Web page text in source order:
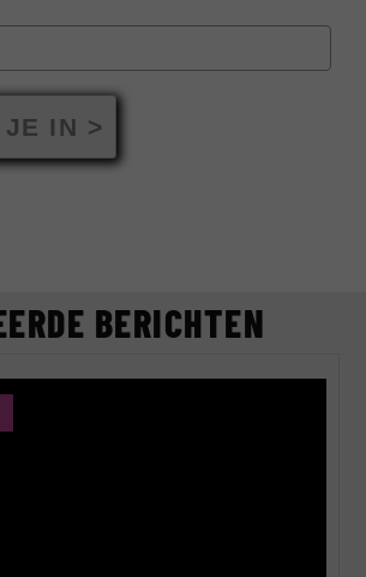
IN >
BERICHTEN